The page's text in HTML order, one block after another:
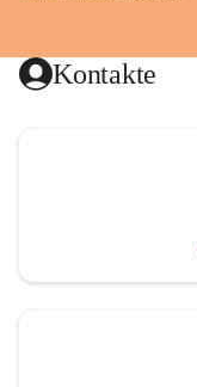
Kontakte